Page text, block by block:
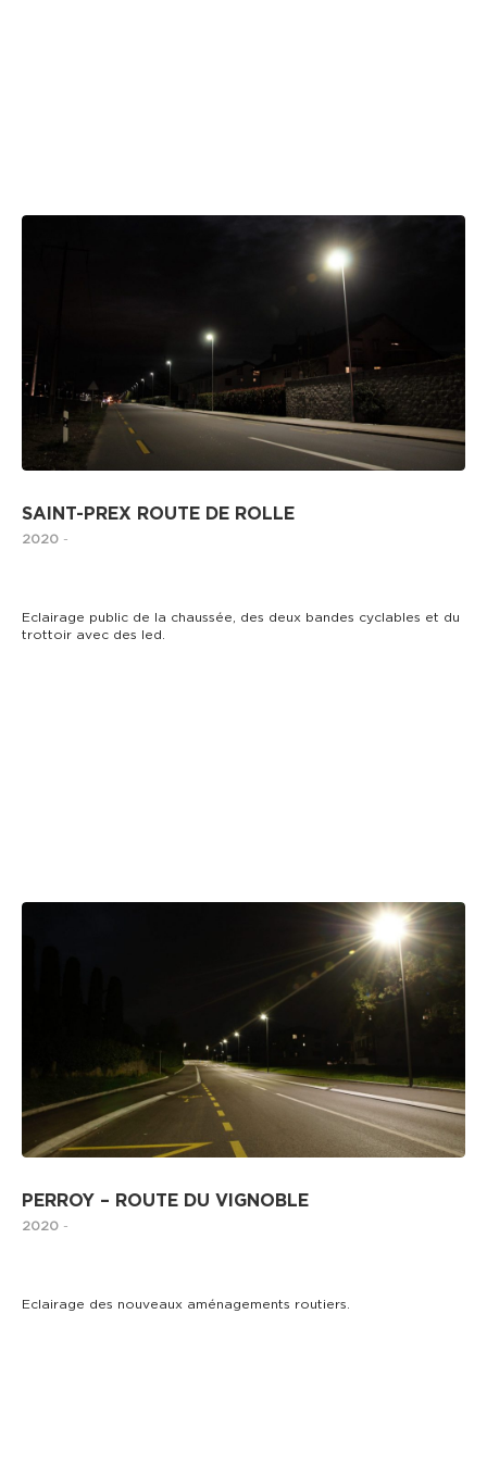
SAINT-PREX ROUTE DE ROLLE
2020 -
Eclairage public de la chaussée, des deux bandes cyclables et du
trottoir avec des led.
PERROY – ROUTE DU VIGNOBLE
2020 -
Eclairage des nouveaux aménagements routiers.